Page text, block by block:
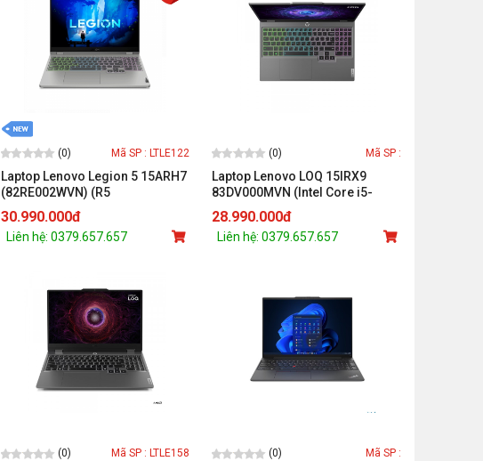
(0) Mã SP : LTLE122
Laptop Lenovo Legion 5 15ARH7
(82RE002WVN) (R5
6600H/16GB/512GB/RTX 3050 Ti
4GB/15.6inch FHD/Win 11/Xám)
30.990.000đ
Liên hệ: 0379.657.657
(0) Mã SP :
Laptop Lenovo LOQ 15IRX9
83DV000MVN (Intel Core i5-
13450HX/16GB/512GB/RTX
4050 6GB/15.6 inch FHD
144Hz/Win 11/Xám)_P
28.990.000đ
Liên hệ: 0379.657.657
(0) Mã SP : LTLE158 (0) Mã SP :